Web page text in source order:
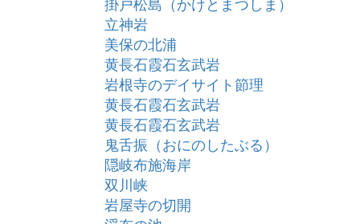
立神岩
美保の北浦
黄長石霞石玄武岩
岩根寺のデイサイト節理
黄長石霞石玄武岩
黄長石霞石玄武岩
鬼舌振（おにのしたぶる）
隠岐布施海岸
双川峡
岩屋寺の切開